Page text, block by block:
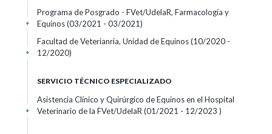
Programa de Posgrado - FVet/UdelaR, Farmacología y
Equinos (03/2021 - 03/2021)
+
Facultad de Veterianria, Unidad de Equinos (10/2020 -
12/2020)
+
SERVICIO TÉCNICO ESPECIALIZADO
Asistencia Clínico y Quirúrgico de Equinos en el Hospital
Veterinario de la FVet/UdelaR (01/2021 - 12/2023 )
+